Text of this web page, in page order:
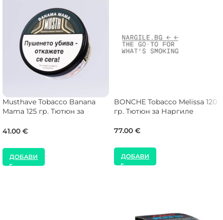
Musthave Tobacco Banana
Mama 125 гр. Тютюн за
41.00 €
ДОБАВИ
BONCHE Tobacco Melissa 120
гр. Тютюн за Наргиле
77.00 €
ДОБАВИ